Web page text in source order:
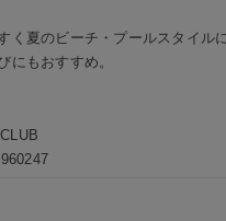
く夏のビーチ・プールスタイル
にもおすすめ。